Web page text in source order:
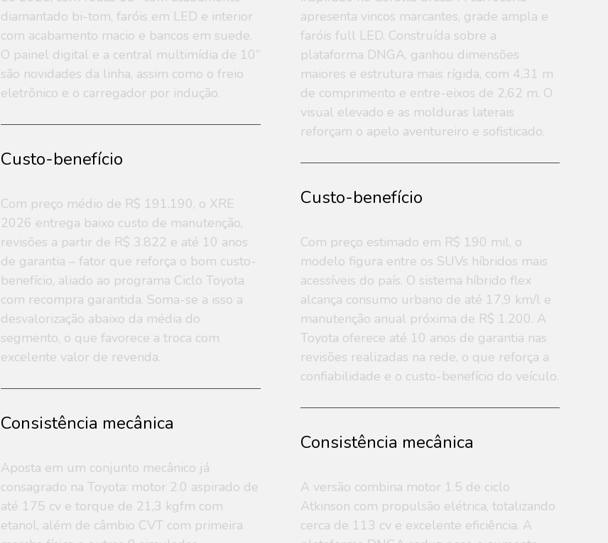
diamantado bi-tom, faróis em LED e interior
com acabamento macio e bancos em suede.
O painel digital e a central multimídia de 10”
são novidades da linha, assim como o freio
eletrônico e o carregador por indução.
Custo-benefício
Com preço médio de R$ 191.190, o XRE
2026 entrega baixo custo de manutenção,
revisões a partir de R$ 3.822 e até 10 anos
de garantia – fator que reforça o bom custo-
benefício, aliado ao programa Ciclo Toyota
com recompra garantida. Soma-se a isso a
desvalorização abaixo da média do
segmento, o que favorece a troca com
excelente valor de revenda.
Consistência mecânica
Aposta em um conjunto mecânico já
consagrado na Toyota: motor 2.0 aspirado de
até 175 cv e torque de 21,3 kgfm com
etanol, além de câmbio CVT com primeira
apresenta vincos marcantes, grade ampla e
faróis full LED. Construída sobre a
plataforma DNGA, ganhou dimensões
maiores e estrutura mais rígida, com 4,31 m
de comprimento e entre-eixos de 2,62 m. O
visual elevado e as molduras laterais
reforçam o apelo aventureiro e sofisticado.
Custo-benefício
Com preço estimado em R$ 190 mil, o
modelo figura entre os SUVs híbridos mais
acessíveis do país. O sistema híbrido flex
alcança consumo urbano de até 17,9 km/l e
manutenção anual próxima de R$ 1.200. A
Toyota oferece até 10 anos de garantia nas
revisões realizadas na rede, o que reforça a
confiabilidade e o custo-benefício do veículo.
Consistência mecânica
A versão combina motor 1.5 de ciclo
Atkinson com propulsão elétrica, totalizando
cerca de 113 cv e excelente eficiência. A